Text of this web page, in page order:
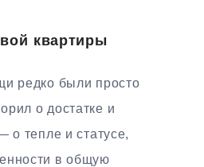
квартиры
редко были просто
о достатке и
о тепле и статусе,
в общую